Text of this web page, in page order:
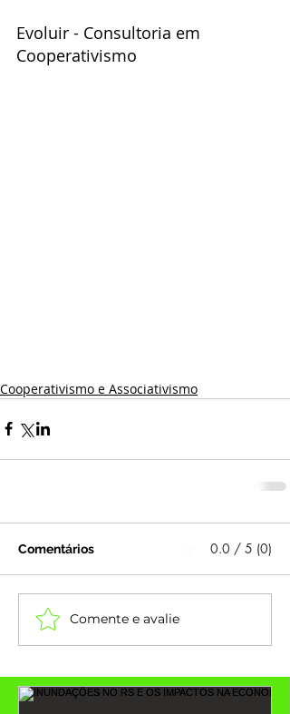
Evoluir - Consultoria em
Cooperativismo
Cooperativismo e Associativismo
Comentários 0.0 / 5 (0)
Comente e avalie